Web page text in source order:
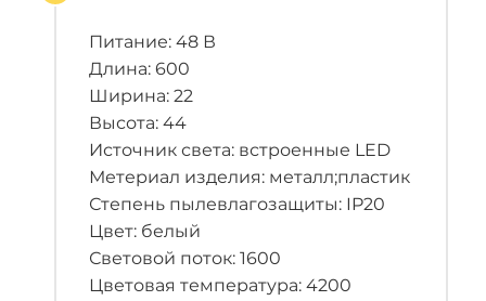
Питание: 48 В
Длина: 600
Ширина: 22
Высота: 44
Источник света: встроенные LED
Метериал изделия: металл;пластик
Степень пылевлагозащиты: IP20
Цвет: белый
Световой поток: 1600
Цветовая температура: 4200